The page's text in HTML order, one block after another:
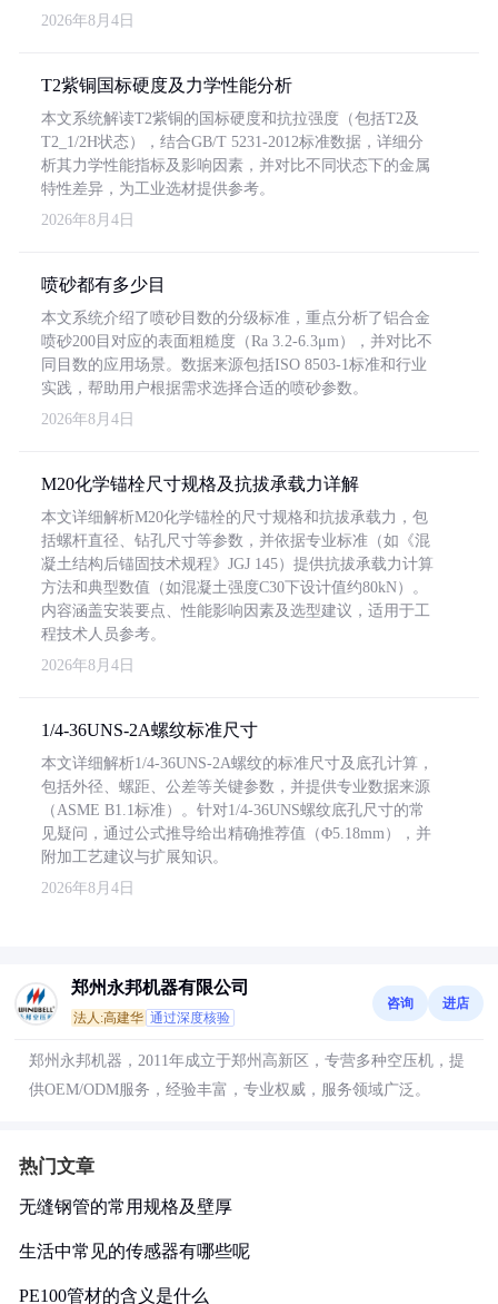
2026年8月4日
T2紫铜国标硬度及力学性能分析
本文系统解读T2紫铜的国标硬度和抗拉强度（包括T2及
T2_1/2H状态），结合GB/T 5231-2012标准数据，详细分
析其力学性能指标及影响因素，并对比不同状态下的金属
特性差异，为工业选材提供参考。
2026年8月4日
喷砂都有多少目
本文系统介绍了喷砂目数的分级标准，重点分析了铝合金
喷砂200目对应的表面粗糙度（Ra 3.2-6.3μm），并对比不
同目数的应用场景。数据来源包括ISO 8503-1标准和行业
实践，帮助用户根据需求选择合适的喷砂参数。
2026年8月4日
M20化学锚栓尺寸规格及抗拔承载力详解
本文详细解析M20化学锚栓的尺寸规格和抗拔承载力，包
括螺杆直径、钻孔尺寸等参数，并依据专业标准（如《混
凝土结构后锚固技术规程》JGJ 145）提供抗拔承载力计算
方法和典型数值（如混凝土强度C30下设计值约80kN）。
内容涵盖安装要点、性能影响因素及选型建议，适用于工
程技术人员参考。
2026年8月4日
1/4-36UNS-2A螺纹标准尺寸
本文详细解析1/4-36UNS-2A螺纹的标准尺寸及底孔计算，
包括外径、螺距、公差等关键参数，并提供专业数据来源
（ASME B1.1标准）。针对1/4-36UNS螺纹底孔尺寸的常
见疑问，通过公式推导给出精确推荐值（Φ5.18mm），并
附加工艺建议与扩展知识。
2026年8月4日
郑州永邦机器有限公司
法人:高建华 通过深度核验
咨询 进店
郑州永邦机器，2011年成立于郑州高新区，专营多种空压机，提
供OEM/ODM服务，经验丰富，专业权威，服务领域广泛。
热门文章
无缝钢管的常用规格及壁厚
生活中常见的传感器有哪些呢
PE100管材的含义是什么